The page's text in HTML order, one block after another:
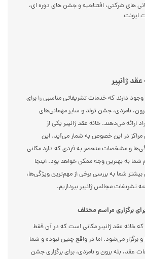
های شرکتی، افتتاحیه و جشن های دوره ای،
ایونت
ژانپیر
وجود دارند که خدمات تشریفاتی مناسبی را برای
نامزدی، جشن تولد و سایر مهمانی‌های
ارائه می‌دهند. خانه عقد ژانپیر یکی از
مراکز در این خصوص به شمار می‌آید. این
و مشخصات منحصر به فردی که دارد مکانی
شما به بهترین وجه ممکن خواهد بود. اینجا
شما به بررسی برخی از مهم‌ترین ویژگی‌ها،
تشریفات مجالس ژانپیر بپردازیم.
برگزاری مراسم مختلف
که خانه عقد ژانپیر مکانی است که در آن فقط
برگزار می‌شود. اما در واقع چنین نبوده و شما
عقد، بله برون و نامزدی، برای برگزاری جشن